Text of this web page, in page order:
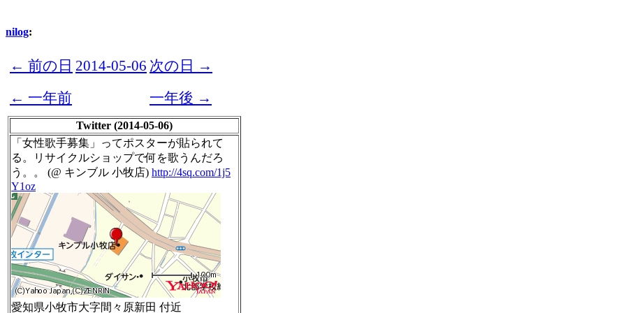
nilog:
← 前の日 2014-05-06 次の日 →
← 一年前
一年後 →
Twitter (2014-05-06)
「女性歌手募集」ってポスターが貼られて
る。リサイクルショップで何を歌うんだろ
う。。 (@ キンブル 小牧店) http://4sq.com/1j5
Y1oz
愛知県小牧市大字間々原新田 付近